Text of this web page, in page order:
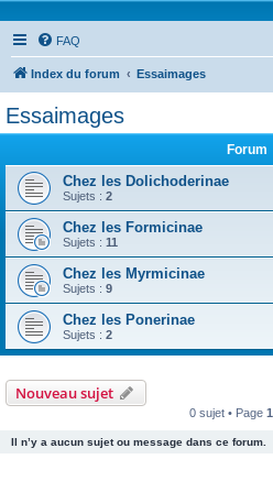
FAQ
Index du forum Essaimages
Essaimages
Forum
Chez les Dolichoderinae
Sujets : 2
Chez les Formicinae
Sujets : 11
Chez les Myrmicinae
Sujets : 9
Chez les Ponerinae
Sujets : 2
Nouveau sujet
0 sujet • Page 1
Il n’y a aucun sujet ou message dans ce forum.